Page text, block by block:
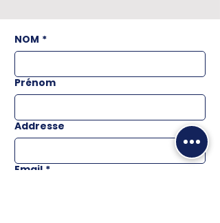
NOM *
Prénom
Addresse
Email *